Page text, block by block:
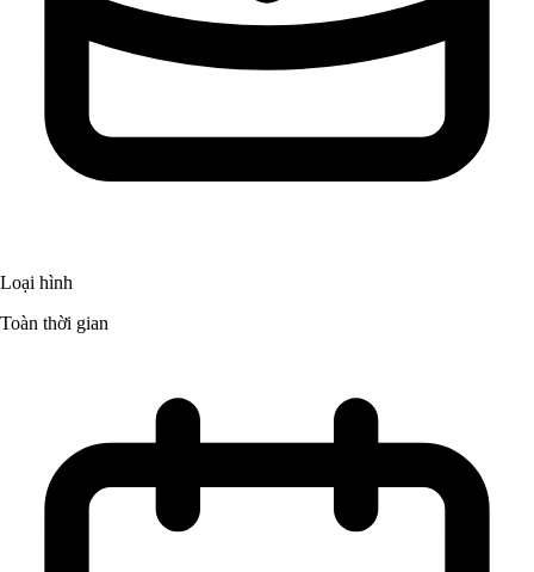
Loại hình
Toàn thời gian